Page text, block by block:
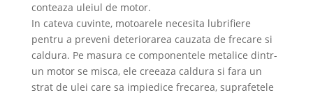
conteaza uleiul de motor.
In cateva cuvinte, motoarele necesita lubrifiere
pentru a preveni deteriorarea cauzata de frecare si
caldura. Pe masura ce componentele metalice dintr-
un motor se misca, ele creeaza caldura si fara un
strat de ulei care sa impiedice frecarea, suprafetele